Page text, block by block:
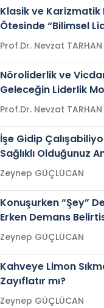
Klasik ve Karizmatik
Ötesinde “Bilimsel
Prof.Dr. Nevzat TARHAN
Nöroliderlik ve
Geleceğin Liderlik
Prof.Dr. Nevzat TARHAN
İşe Gidip
Sağlıklı Olduğunuz
Gelir mi?Zeynep GÜÇLÜCAN
Konuşurken “Şey”
Erken Demans
mi?
Zeynep GÜÇLÜCAN
Kahveye Limon
Zayıflatır mı?
Zeynep GÜÇLÜCAN